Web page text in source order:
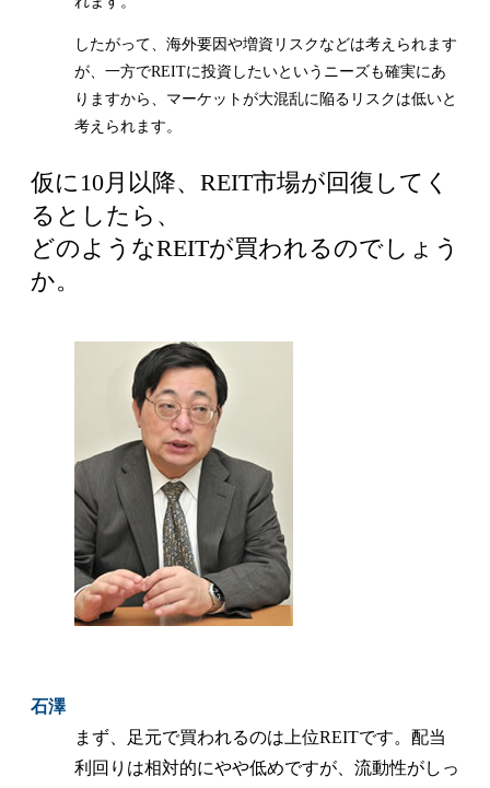
したがって、海外要因や増資リスクなどは考えられます
が、一方でREITに投資したいというニーズも確実にあ
りますから、マーケットが大混乱に陥るリスクは低いと
考えられます。
仮に10月以降、REIT市場が回復してく
るとしたら、
どのようなREITが買われるのでしょう
か。
石澤
まず、足元で買われるのは上位REITです。配当
利回りは相対的にやや低めですが、流動性がしっ